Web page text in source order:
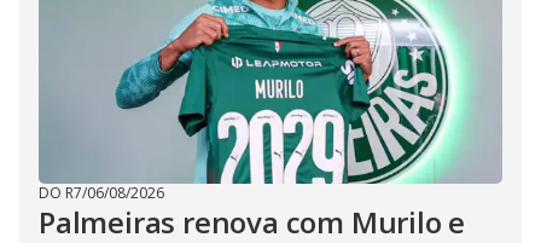
DO R7/06/08/2026
Palmeiras renova com Murilo e